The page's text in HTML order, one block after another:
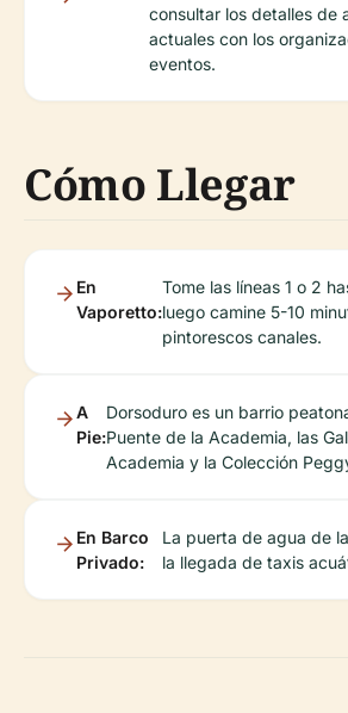
consultar los detalles de
actuales con los
eventos.
Cómo Llegar
En
Vaporetto:
Tome las líneas 1 o 2
luego camine 5-10
pintorescos canales.
A
Pie:
Dorsoduro es un barrio
Puente de la Academia, las
Academia y la Colección
En Barco
Privado:
La puerta de agua de
la llegada de taxis